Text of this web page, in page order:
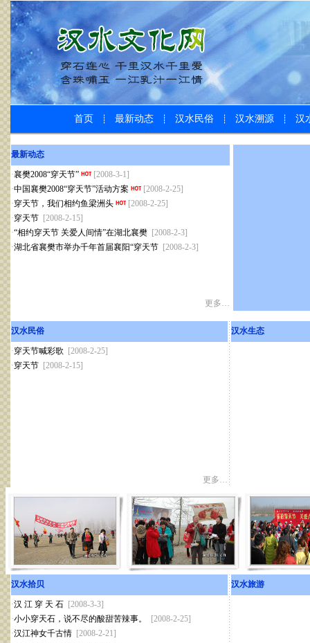
首页 ┊ 最新动态 ┊ 汉水民俗 ┊ 汉水溯源 ┊ 汉
最新动态
·襄樊2008“穿天节”
[2008-3-1]
·中国襄樊2008“穿天节”活动方案
[2008-2-25]
·穿天节，我们相约鱼梁洲头
[2008-2-25]
·穿天节 [2008-2-15]
·“相约穿天节 关爱人间情”在湖北襄樊 [2008-2-3]
·湖北省襄樊市举办千年首届襄阳“穿天节 [2008-2-3]
更多…
汉水民俗
·穿天节喊彩歌
[2008-2-25]
·穿天节 [2008-2-15]
更多…
汉水生态
汉水拾贝
·汉 江 穿 天 石 [2008-3-3]
·小小穿天石，说不尽的酸甜苦辣事。
[2008-2-25]
·汉江神女千古情 [2008-2-21]
汉水旅游